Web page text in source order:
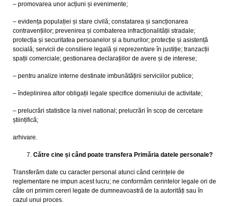
– promovarea unor acțiuni și evenimente;
– evidența populației și stare civilă; constatarea și sancționarea
contravențiilor; prevenirea și combaterea infracționalității stradale;
protecția și securitatea persoanelor și a bunurilor; protecție și asistență
socială; servicii de consiliere legală și reprezentare în justiție; tranzacții
spații comerciale; gestionarea declarațiilor de avere și de interese;
– pentru analize interne destinate imbunătățirii serviciilor publice;
– îndeplinirea altor obligații legale specifice domeniului de activitate;
– prelucrări statistice la nivel national; prelucrări în scop de cercetare
științifică;
arhivare.
Către cine și când poate transfera Primăria datele personale?
Transferăm date cu caracter personal atunci când cerințele de
reglementare ne impun acest lucru; ne conformăm cerintelor legale ori de
câte ori primim cereri legate de dumneavoastră de la autorități sau în
cazul unui proces.